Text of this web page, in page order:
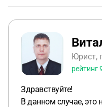
Юрист,
рейтинг
Здравствуйте!
В данном случае, это